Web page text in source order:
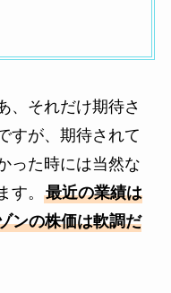
、それだけ期待さ
すが、期待されて
った時には当然な
す。
最近の業績は
ンの株価は軟調だ